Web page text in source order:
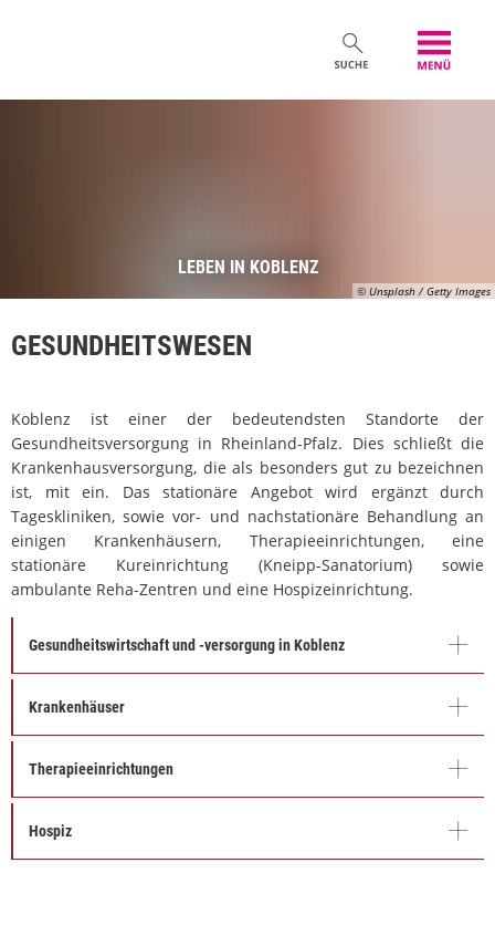
© Unsplash / Getty Images
LEBEN IN KOBLENZ
GESUNDHEITSWESEN
Koblenz ist einer der bedeutendsten Standorte der
Gesundheitsversorgung in Rheinland-Pfalz. Dies schließt die
Krankenhausversorgung, die als besonders gut zu bezeichnen
ist, mit ein. Das stationäre Angebot wird ergänzt durch
Tageskliniken, sowie vor- und nachstationäre Behandlung an
einigen Krankenhäusern, Therapieeinrichtungen, eine
stationäre Kureinrichtung (Kneipp-Sanatorium) sowie
ambulante Reha-Zentren und eine Hospizeinrichtung.
Gesundheitswirtschaft und -versorgung in Koblenz
Krankenhäuser
Therapieeinrichtungen
Hospiz